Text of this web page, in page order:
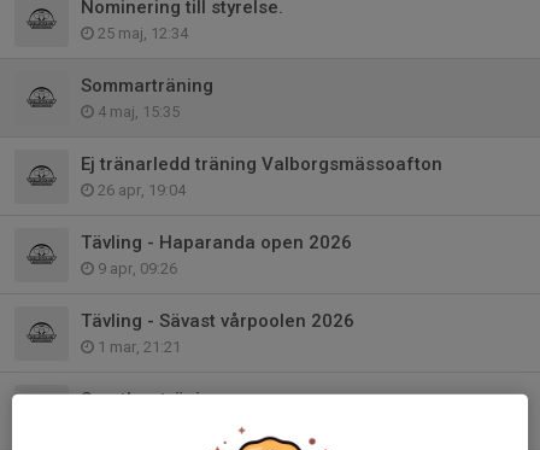
Nominering till styrelse.
25 maj, 12:34
Sommarträning
4 maj, 15:35
Ej tränarledd träning Valborgsmässoafton
26 apr, 19:04
Tävling - Haparanda open 2026
9 apr, 09:26
Tävling - Sävast vårpoolen 2026
1 mar, 21:21
Sportlovsträning